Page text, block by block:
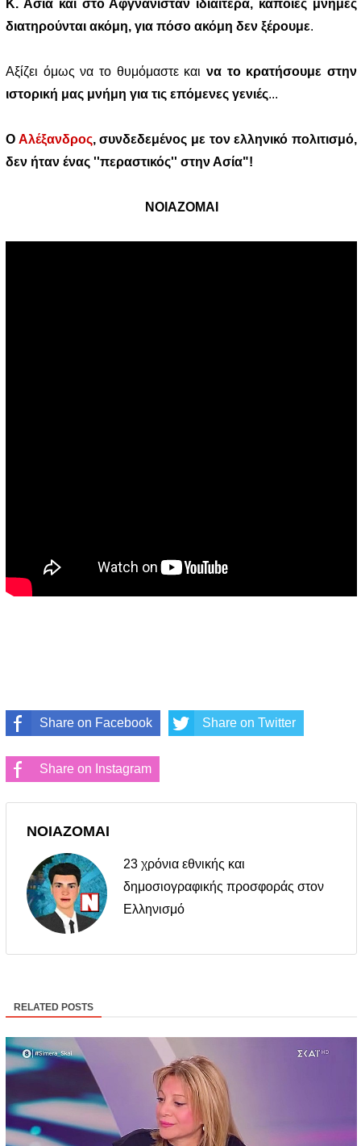
Κ. Ασία και στο Αφγνανιστάν ιδιαίτερα, κάποιες μνήμες
διατηρούνται ακόμη, για πόσο ακόμη δεν ξέρουμε.
Αξίζει όμως να το θυμόμαστε και να το κρατήσουμε στην
ιστορική μας μνήμη για τις επόμενες γενιές...
Ο Αλέξανδρος, συνδεδεμένος με τον ελληνικό πολιτισμό,
δεν ήταν ένας ''περαστικός'' στην Ασία"!
ΝΟΙΑΖΟΜΑΙ
Share on Facebook Share on Twitter
Share on Instagram
ΝΟΙΑΖΟΜΑΙ
23 χρόνια εθνικής και
δημοσιογραφικής προσφοράς στον
Ελληνισμό
RELATED POSTS